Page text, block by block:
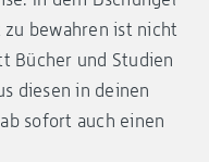
bewahren ist nicht
Bücher und Studien
diesen in deinen
sofort auch einen